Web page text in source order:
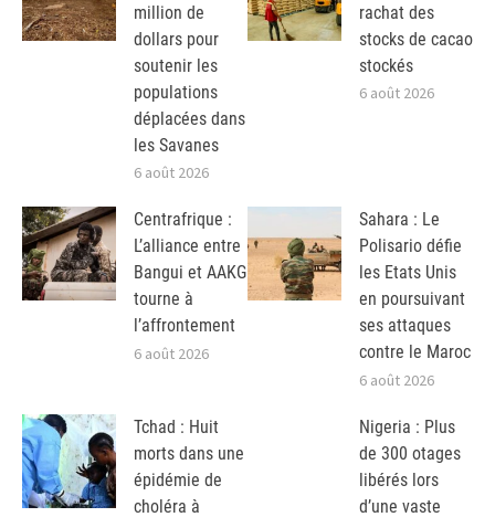
million de
dollars pour
soutenir les
populations
déplacées dans
les Savanes
6 août 2026
rachat des
stocks de cacao
stockés
6 août 2026
Centrafrique :
L’alliance entre
Bangui et AAKG
tourne à
l’affrontement
6 août 2026
Sahara : Le
Polisario défie
les Etats Unis
en poursuivant
ses attaques
contre le Maroc
6 août 2026
Tchad : Huit
morts dans une
épidémie de
choléra à
Nigeria : Plus
de 300 otages
libérés lors
d’une vaste